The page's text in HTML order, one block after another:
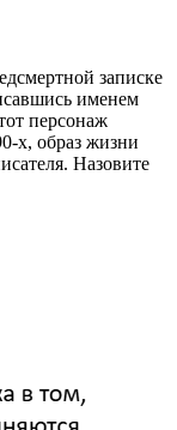
записке
именем
персонаж
х, образ жизни
Назовите